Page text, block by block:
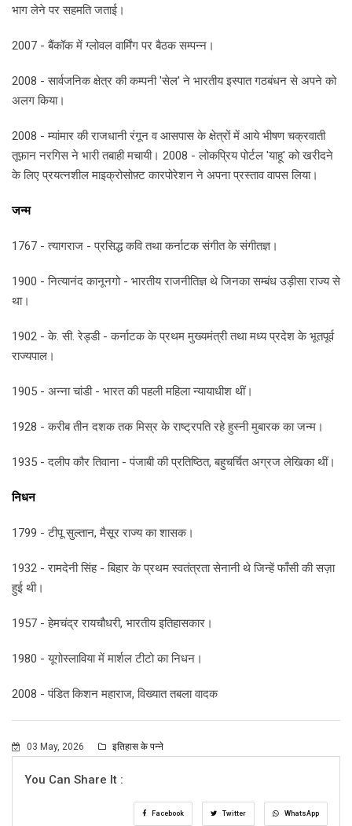
भाग लेने पर सहमति जताई।
2007 - बैंकॉक में ग्लोवल वार्मिंग पर बैठक सम्पन्न।
2008 - सार्वजनिक क्षेत्र की कम्पनी 'सेल' ने भारतीय इस्पात गठबंधन से अपने को
अलग किया।
2008 - म्यांमार की राजधानी रंगून व आसपास के क्षेत्रों में आये भीषण चक्रवाती
तूफ़ान नरगिस ने भारी तबाही मचायी। 2008 - लोकप्रिय पोर्टल 'याहू' को खरीदने
के लिए प्रयत्नशील माइक्रोसोफ़्ट कारपोरेशन ने अपना प्रस्ताव वापस लिया।
जन्म
1767 - त्यागराज - प्रसिद्ध कवि तथा कर्नाटक संगीत के संगीतज्ञ।
1900 - नित्यानंद कानूनगो - भारतीय राजनीतिज्ञ थे जिनका सम्बंध उड़ीसा राज्य से
था।
1902 - के. सी. रेड्डी - कर्नाटक के प्रथम मुख्यमंत्री तथा मध्य प्रदेश के भूतपूर्व
राज्यपाल।
1905 - अन्ना चांडी - भारत की पहली महिला न्यायाधीश थीं।
1928 - करीब तीन दशक तक मिस्र के राष्ट्रपति रहे हुस्नी मुबारक का जन्म।
1935 - दलीप कौर तिवाना - पंजाबी की प्रतिष्ठित, बहुचर्चित अग्रज लेखिका थीं।
निधन
1799 - टीपू सुल्तान, मैसूर राज्य का शासक।
1932 - रामदेनी सिंह - बिहार के प्रथम स्वतंत्रता सेनानी थे जिन्हें फाँसी की सज़ा
हुई थी।
1957 - हेमचंद्र रायचौधरी, भारतीय इतिहासकार।
1980 - यूगोस्लाविया में मार्शल टीटो का निधन।
2008 - पंडित किशन महाराज, विख्यात तबला वादक
03 May, 2026 इतिहास के पन्ने
You Can Share It :
Facebook Twitter WhatsApp